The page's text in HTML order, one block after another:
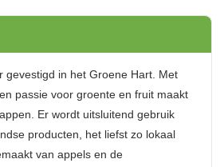
gevestigd in het Groene Hart. Met
passie voor groente en fruit maakt
Er wordt uitsluitend gebruik
producten, het liefst zo lokaal
van appels en de